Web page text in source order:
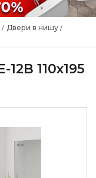
/ Двери в нишу /
110х195